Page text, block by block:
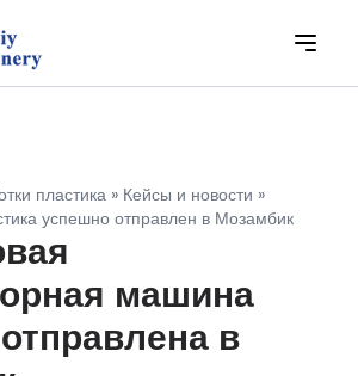
пластика » Кейсы и новости »
успешно отправлен в Мозамбик
машина
в